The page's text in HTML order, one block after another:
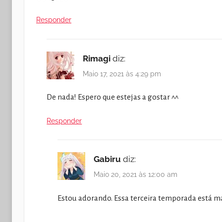
Responder
Rimagi diz:
Maio 17, 2021 às 4:29 pm
De nada! Espero que estejas a gostar ^^
Responder
Gabiru diz:
Maio 20, 2021 às 12:00 am
Estou adorando. Essa terceira temporada está